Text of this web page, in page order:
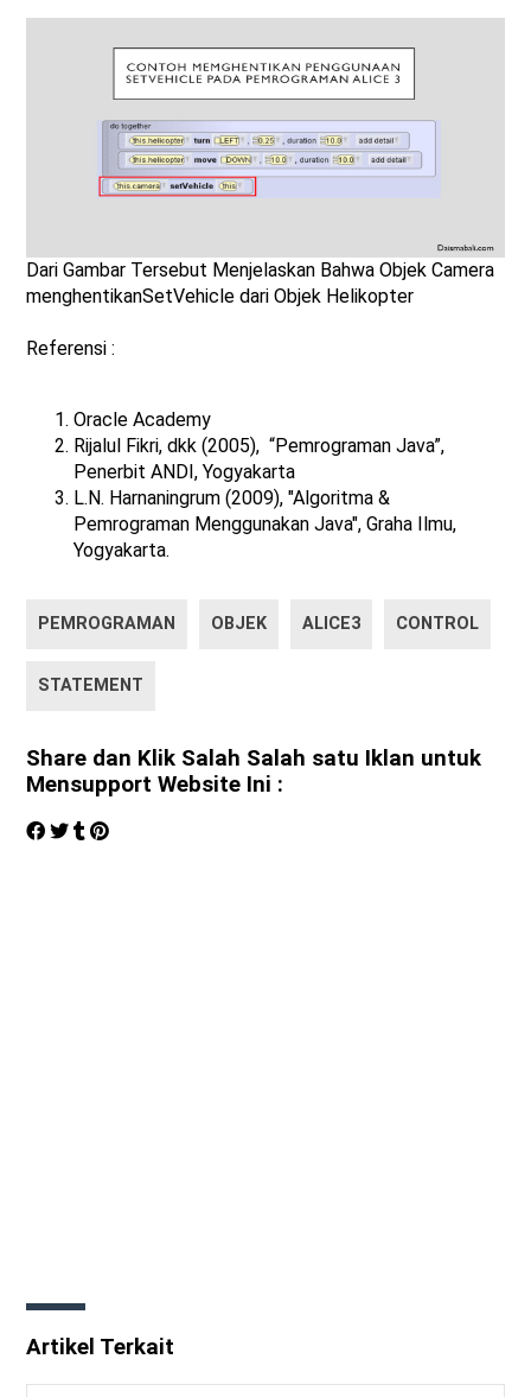
Dari Gambar Tersebut Menjelaskan Bahwa Objek Camera
menghentikanSetVehicle dari Objek Helikopter
Referensi :
Oracle Academy
Rijalul Fikri, dkk (2005), “Pemrograman Java”,
Penerbit ANDI, Yogyakarta
L.N. Harnaningrum (2009), "Algoritma &
Pemrograman Menggunakan Java", Graha Ilmu,
Yogyakarta.
PEMROGRAMAN OBJEK ALICE3 CONTROL
STATEMENT
Share dan Klik Salah Salah satu Iklan untuk
Mensupport Website Ini :
Artikel Terkait